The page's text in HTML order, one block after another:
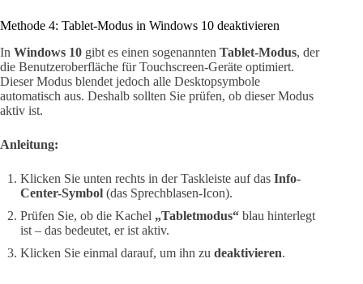
Methode 4: Tablet-Modus in Windows 10 deaktivieren
In Windows 10 gibt es einen sogenannten Tablet-Modus, der
die Benutzeroberfläche für Touchscreen-Geräte optimiert.
Dieser Modus blendet jedoch alle Desktopsymbole
automatisch aus. Deshalb sollten Sie prüfen, ob dieser Modus
aktiv ist.
Anleitung:
Klicken Sie unten rechts in der Taskleiste auf das Info-
Center-Symbol (das Sprechblasen-Icon).
Prüfen Sie, ob die Kachel „Tabletmodus“ blau hinterlegt
ist – das bedeutet, er ist aktiv.
Klicken Sie einmal darauf, um ihn zu deaktivieren.